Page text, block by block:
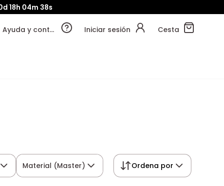
18h 04m 37s
Ayuda y contacto Iniciar sesión Cesta
Material (Master) Ordena por